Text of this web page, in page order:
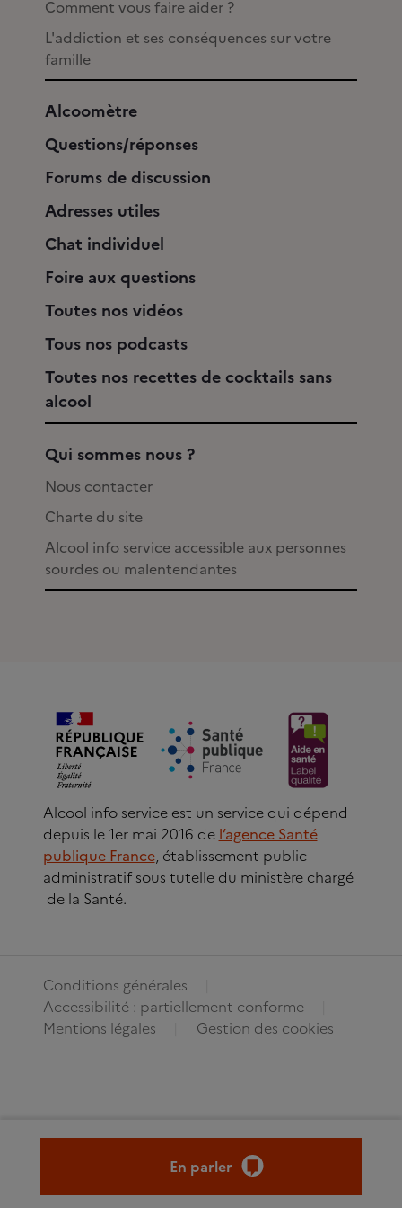
En parler
Comment vous faire aider ?
L'addiction et ses conséquences sur votre
famille
Alcoomètre
Questions/réponses
Forums de discussion
Adresses utiles
Chat individuel
Foire aux questions
Toutes nos vidéos
Tous nos podcasts
Toutes nos recettes de cocktails sans
alcool
Qui sommes nous ?
Nous contacter
Charte du site
Alcool info service accessible aux personnes
sourdes ou malentendantes
Alcool info service est un service qui dépend
depuis le 1er mai 2016 de l’agence Santé
publique France, établissement public
administratif sous tutelle du ministère chargé
de la Santé.
Conditions générales
Accessibilité : partiellement conforme
Mentions légales
Gestion des cookies